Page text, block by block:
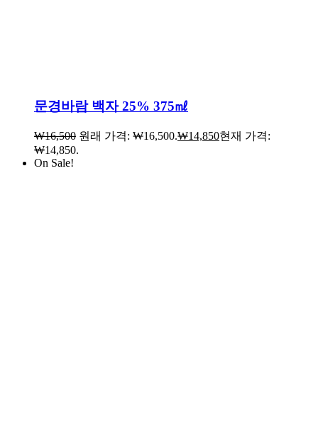
문경바람 백자 25% 375㎖
₩16,500 원래 가격: ₩16,500.₩14,850현재 가격:
₩14,850.
On Sale!